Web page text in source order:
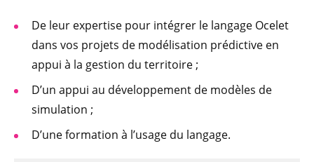
De leur expertise pour intégrer le langage Ocelet
dans vos projets de modélisation prédictive en
appui à la gestion du territoire ;
D’un appui au développement de modèles de
simulation ;
D’une formation à l’usage du langage.